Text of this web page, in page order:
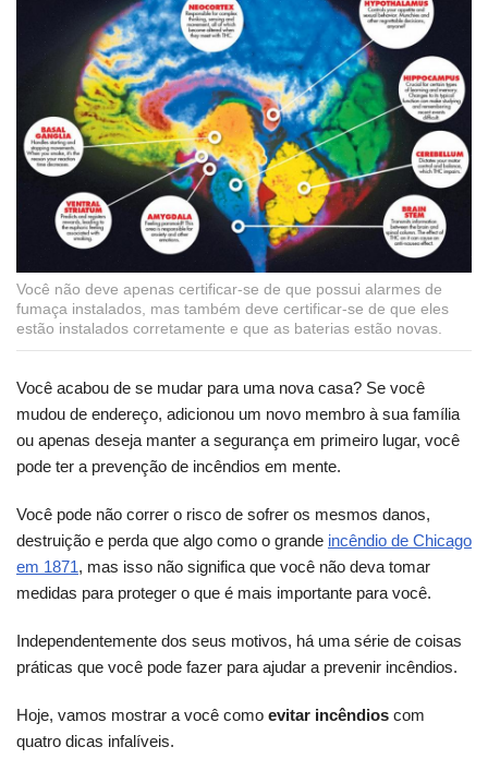
Você não deve apenas certificar-se de que possui alarmes de
fumaça instalados, mas também deve certificar-se de que eles
estão instalados corretamente e que as baterias estão novas.
Você acabou de se mudar para uma nova casa? Se você
mudou de endereço, adicionou um novo membro à sua família
ou apenas deseja manter a segurança em primeiro lugar, você
pode ter a prevenção de incêndios em mente.
Você pode não correr o risco de sofrer os mesmos danos,
destruição e perda que algo como o grande incêndio de Chicago
em 1871, mas isso não significa que você não deva tomar
medidas para proteger o que é mais importante para você.
Independentemente dos seus motivos, há uma série de coisas
práticas que você pode fazer para ajudar a prevenir incêndios.
Hoje, vamos mostrar a você como evitar incêndios com
quatro dicas infalíveis.